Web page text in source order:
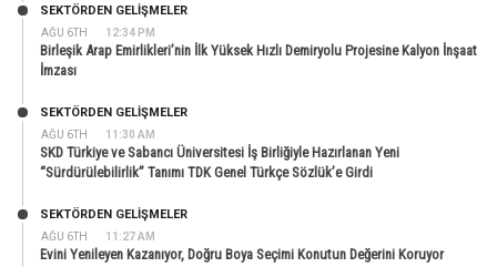
AĞU 6TH 12:34 PM
SEKTÖRDEN GELIŞMELER
Birleşik Arap Emirlikleri’nin İlk Yüksek Hızlı Demiryolu Projesine Kalyon İnşaat
İmzası
AĞU 6TH 11:30 AM
SEKTÖRDEN GELIŞMELER
SKD Türkiye ve Sabancı Üniversitesi İş Birliğiyle Hazırlanan Yeni
“Sürdürülebilirlik” Tanımı TDK Genel Türkçe Sözlük’e Girdi
AĞU 6TH 11:27 AM
SEKTÖRDEN GELIŞMELER
Evini Yenileyen Kazanıyor, Doğru Boya Seçimi Konutun Değerini Koruyor